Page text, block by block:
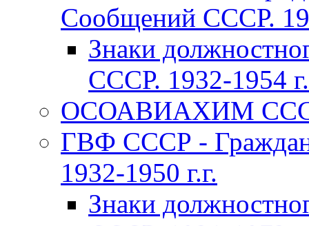
Сообщений СССР.
Знаки
СССР. 1932-1954
ОСОАВИАХИМ СССР
ГВФ СССР -
1932-1950 г.г.
Знаки